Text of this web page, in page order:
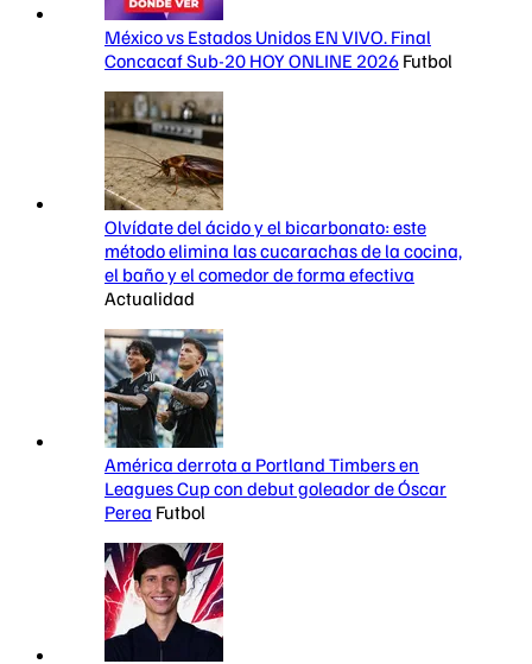
México vs Estados Unidos EN VIVO. Final
Concacaf Sub-20 HOY ONLINE 2026 Futbol
Olvídate del ácido y el bicarbonato: este
método elimina las cucarachas de la cocina,
el baño y el comedor de forma efectiva
Actualidad
América derrota a Portland Timbers en
Leagues Cup con debut goleador de Óscar
Perea Futbol